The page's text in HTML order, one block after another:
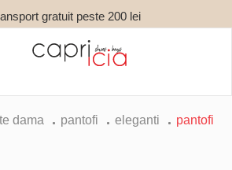
gratuit peste 200 lei
dama pantofi eleganti
pantofi